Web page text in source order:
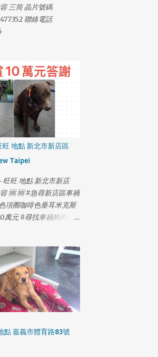
三筒 晶片號碼
聯絡電話
旺 地點 新北市新店區
Taipei
旺旺 地點 新北市新店
🆘 🆘 #急尋新店區車禍
項圈咖啡色垂耳米克斯
萬元 #尋找車禍狗狗急
2月14日 20:55 木柵-木柵
交流道/信義快T型路口
各位朋友 在解壓縮後確
高速公路 又趕著去看行
14日在高速公路21公里
最害怕的事情 還是發生
的是旺旺 時間晚上8:21
看見旺旺 一直急著找
來高速公路 位置在 深
點 嘉義市體育路83號